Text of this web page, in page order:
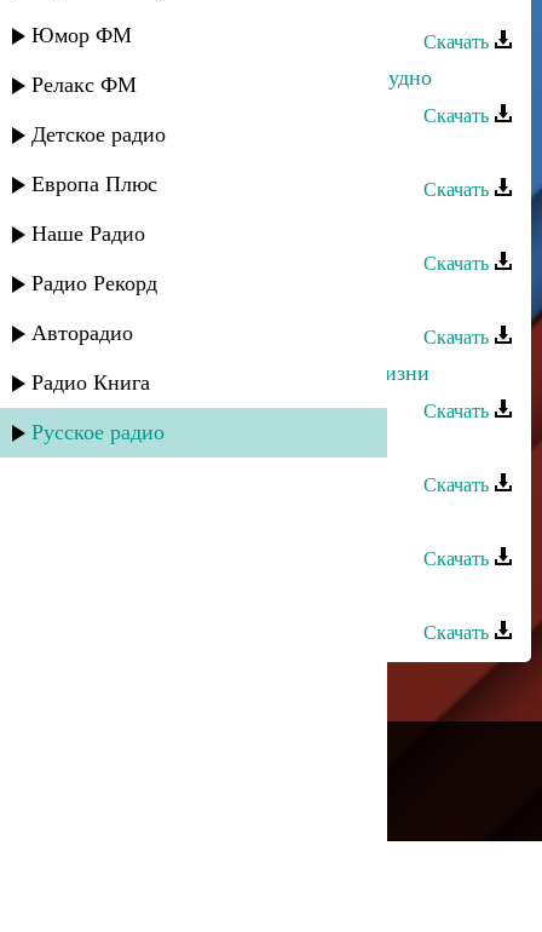
Юмор ФМ
Релакс ФМ
Детское радио
Европа Плюс
Наше Радио
Радио Рекорд
Авторадио
Радио Книга
Русское радио
Скачать
Заур Магомадов - Курильщикам трудно
Скачать
Заур Салихов - Азан
Скачать
Заур Салихов - Ночь
Скачать
Жасмин - Возьми от жизни все
Скачать
Марат Гаджигишиев - Любовь к жизни
Скачать
Заур Салихов - Кап ая чан дуст
Скачать
Скачать
Скачать